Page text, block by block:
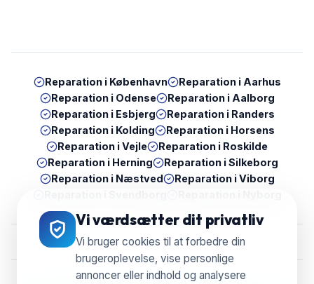
Vi værdsætter dit privatliv
Vi bruger cookies til at forbedre din
brugeroplevelse, vise personlige
annoncer eller indhold og analysere
Reparation i København Reparation i Aarhus
Reparation i Odense Reparation i Aalborg
Reparation i Esbjerg Reparation i Randers
Reparation i Kolding Reparation i Horsens
Reparation iVejle Reparation i Roskilde
Reparation i Herning Reparation i Silkeborg
Reparation i Næstved Reparation i Viborg